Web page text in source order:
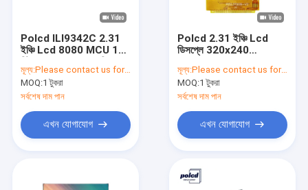
Polcd ILI9342C 2.31
ইঞ্চি Lcd 8080 MCU 16
300 Nit
মূল্য:Please contact us for latest price
MOQ:1 টুকরা
সর্বশেষ দাম পান
এখন যোগাযোগ
Polcd 2.31 ইঞ্চি Lcd
ডিসপ্লে 320x240
ডিসপ্লে P023T009-V2
মূল্য:Please contact us for latest price
MOQ:1 টুকরা
সর্বশেষ দাম পান
এখন যোগাযোগ